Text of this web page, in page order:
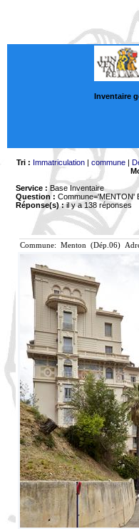
Inventaire
Tri : Immatriculation| commune|
Service : Base Inventaire
Question : Commune='MENTON'
Réponse(s) :il y a 138 réponses
Commune: Menton (Dép.06)